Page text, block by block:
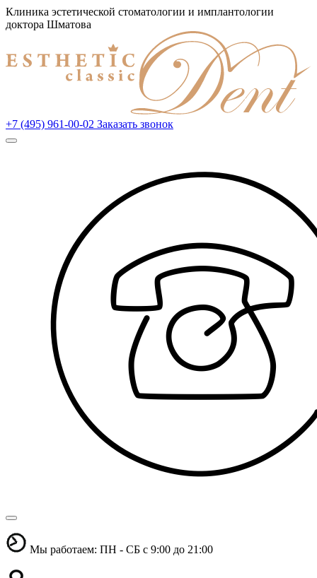
Клиника эстетической стоматологии и имплантологии
доктора Шматова
+7 (495) 961-00-02 Заказать звонок
Мы работаем: ПН - СБ с 9:00 до 21:00